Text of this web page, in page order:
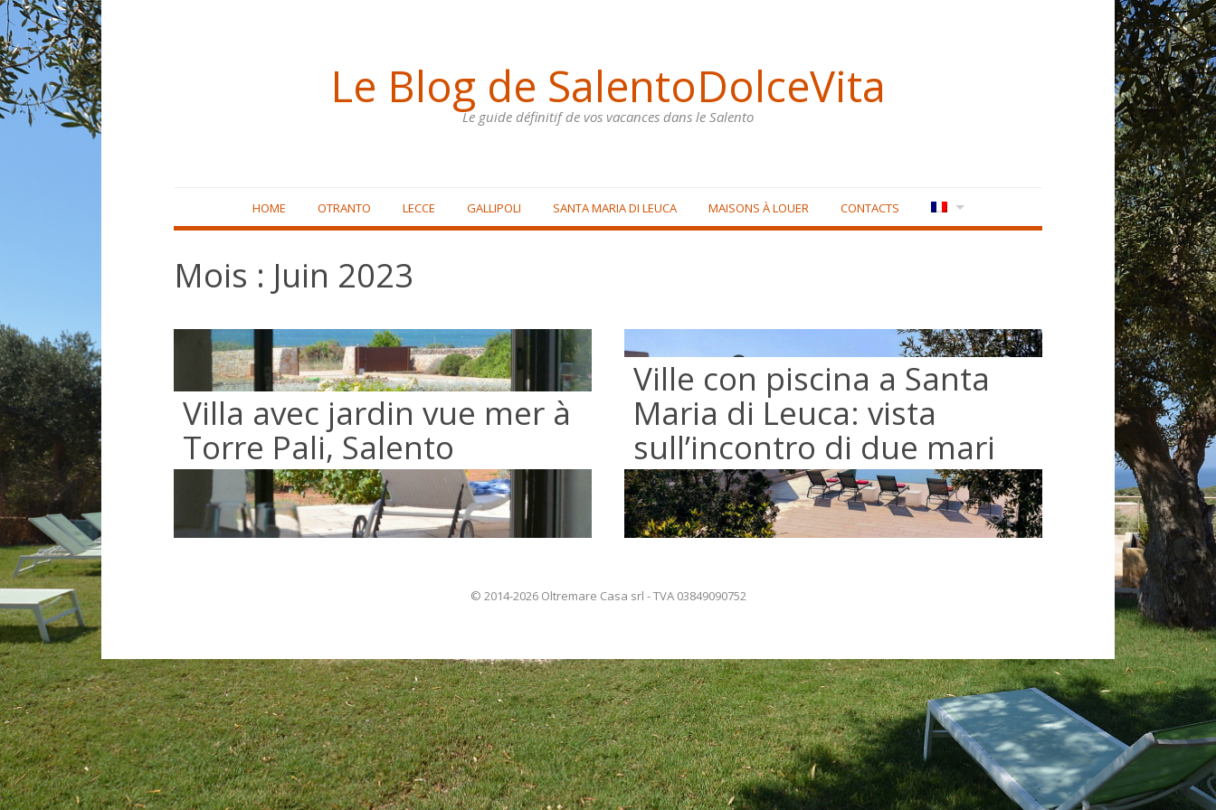
Le Blog de SalentoDolceVita
Le guide définitif de vos vacances dans le Salento
content
HOME OTRANTO LECCE GALLIPOLI SANTA MARIA DI LEUCA MAISONS À LOUER CONTACTS
Mois : Juin 2023
Villa avec jardin vue mer à
Torre Pali, Salento
Ville con piscina a Santa
Maria di Leuca: vista
sull’incontro di due mari
© 2014-2026 Oltremare Casa srl - TVA 03849090752